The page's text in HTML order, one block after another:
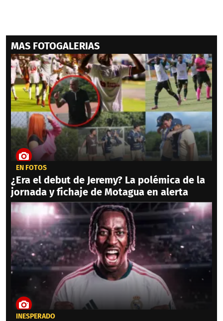
MAS FOTOGALERIAS
EN FOTOS
¿Era el debut de Jeremy? La polémica de la
jornada y fichaje de Motagua en alerta
INESPERADO